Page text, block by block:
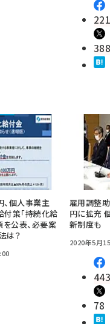
388
個人事業主
策「持続化給
公表、必要案
は？
雇用調整
円に拡充
新制度も
2020年5月
443
78